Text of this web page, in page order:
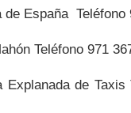
de España Teléfono
Teléfono 971
Explanada de Taxis